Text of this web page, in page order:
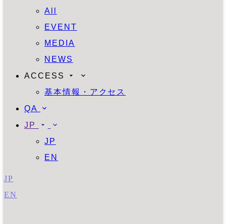
All
EVENT
MEDIA
NEWS
ACCESS
基本情報・アクセス
QA
JP
JP
EN
JP
EN